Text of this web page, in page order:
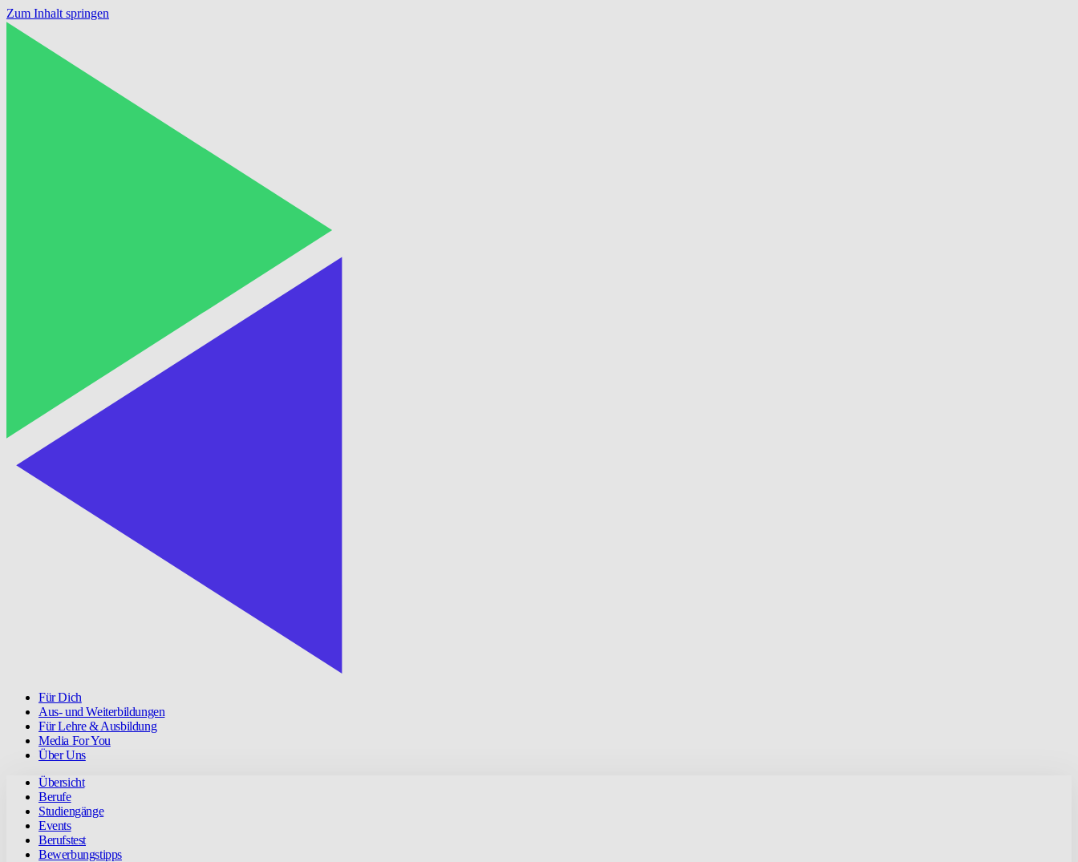
Zum Inhalt springen
Für Dich
Aus- und Weiterbildungen
Für Lehre & Ausbildung
Media For You
Über Uns
Übersicht
Berufe
Studiengänge
Events
Berufstest
Bewerbungstipps